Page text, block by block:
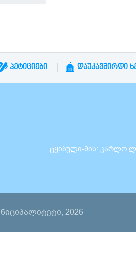
ᲞᲔᲢᲘᲪᲘᲔᲑᲘ ᲓᲐᲣᲙᲐᲕᲨᲘᲠᲓᲘ
ტყიბული-მის: კარლო
2026